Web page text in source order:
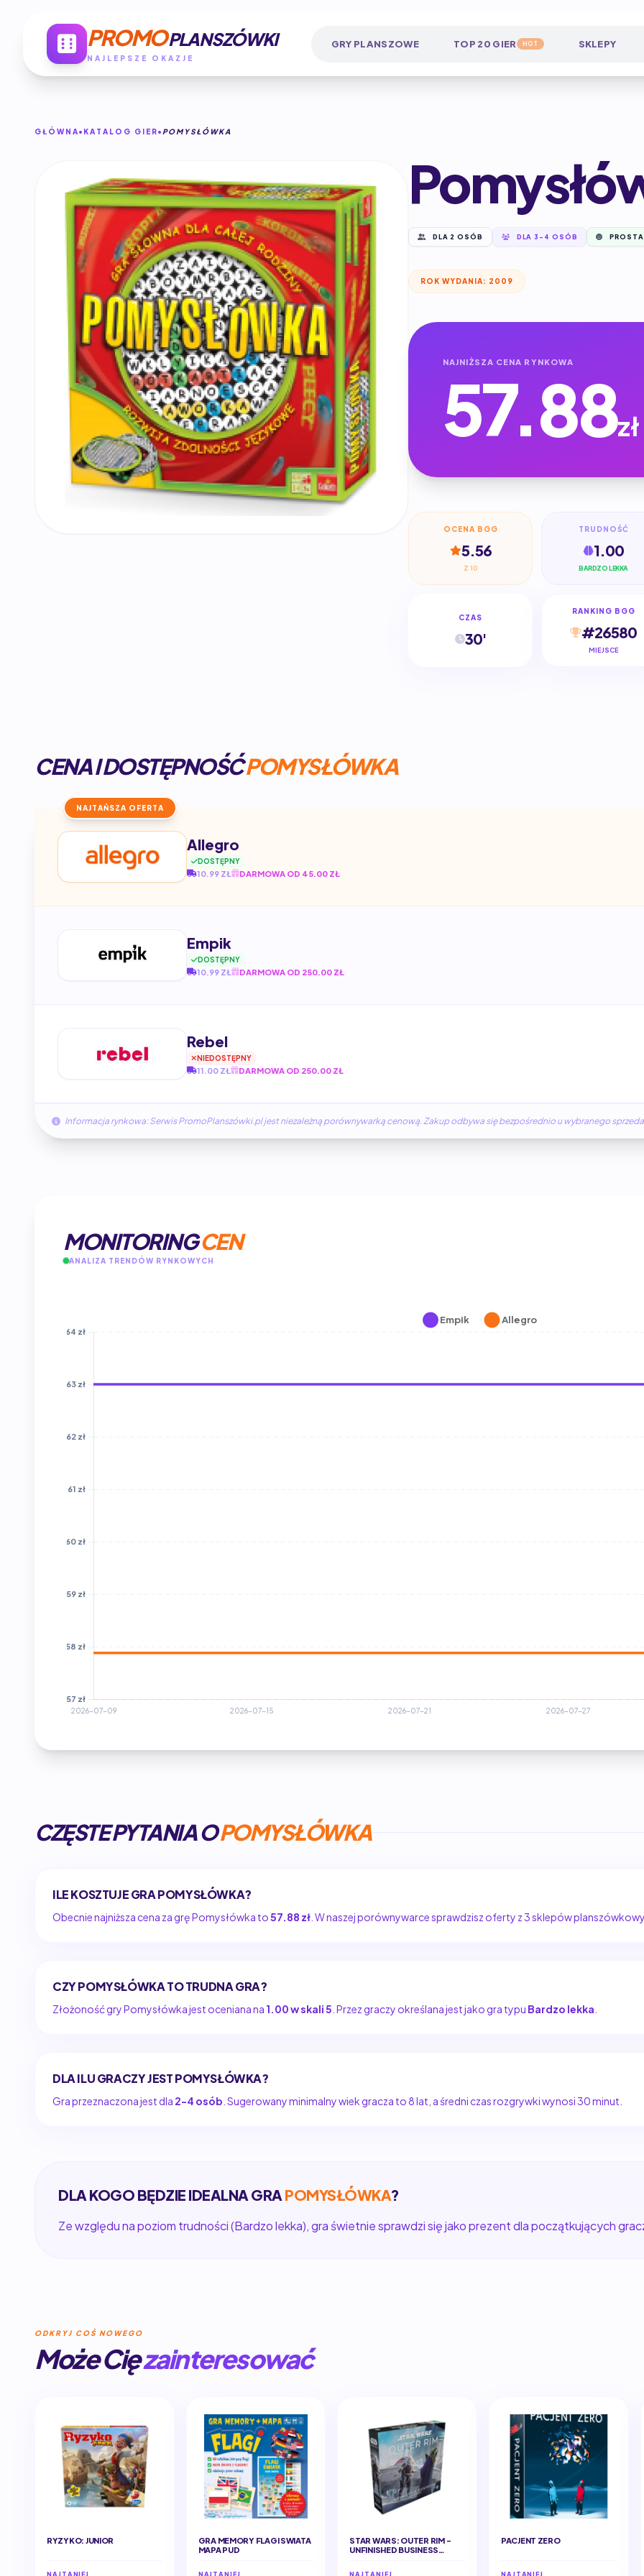
PROMOPLANSZÓWKI
NAJLEPSZE OKAZJE
GRY PLANSZOWE TOP 20 GIER HOT SKLEPY
GŁÓWNA KATALOG GIER POMYSŁÓWKA
DLA 2 OSÓB DLA 3-4 OSÓB
ROK WYDANIA: 2009
NAJNIŻSZA CENA RYNKOWA
57.88zł
OCENA BGG
5.56
Z 10
TRUDNOŚĆ
1.00
BARDZO LEKKA
CZAS
30'
RANKING BGG
#26580
MIEJSCE
CENA I DOSTĘPNOŚĆPOMYSŁÓWKA
NAJTAŃSZA OFERTA
Allegro
DOSTĘPNY
10.99 ZŁ DARMOWA OD 45.00 ZŁ
Empik
DOSTĘPNY
10.99 ZŁ DARMOWA OD 250.00 ZŁ
Rebel
NIEDOSTĘPNY
11.00 ZŁ DARMOWA OD 250.00 ZŁ
Informacja rynkowa: Serwis PromoPlanszówki.pl jest niezależną porównywarką cenową. Zakup odbywa się bezpośrednio u wybranego
MONITORINGCEN
ANALIZA TRENDÓW RYNKOWYCH
CZĘSTE PYTANIA OPOMYSŁÓWKA
ILE KOSZTUJE GRA POMYSŁÓWKA?
Obecnie najniższa cena za grę Pomysłówka to57.88 zł . W naszej porównywarce sprawdzisz oferty z 3 sklepów
CZY POMYSŁÓWKA TO TRUDNA GRA?
Złożoność gry Pomysłówka jest oceniana na 1.00 w skali 5 . Przez graczy określana jest jako gra typu Bardzo lekka
DLA ILU GRACZY JEST POMYSŁÓWKA?
Gra przeznaczona jest dla 2-4 osób . Sugerowany minimalny wiek gracza to 8 lat, a średni czas rozgrywki wynosi 30 minut.
DLA KOGO BĘDZIE IDEALNA GRA POMYSŁÓWKA?
Ze względu na poziom trudności (Bardzo lekka), gra świetnie sprawdzi się jako prezent dla początkujących
ODKRYJ COŚ NOWEGO
Może Cięzainteresować
RYZYKO: JUNIOR
NAJTANIEJ
GRA MEMORY FLAGI SWIATA
MAPA PUD
NAJTANIEJ
STAR WARS: OUTER RIM -
UNFINISHED BUSINESS
NAJTANIEJ
PACJENT ZERO
NAJTANIEJ